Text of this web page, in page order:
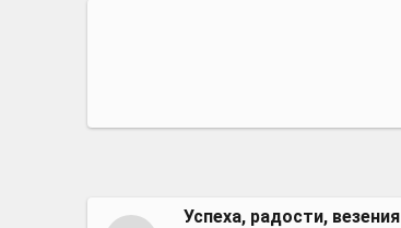
Успеха, радости, везения